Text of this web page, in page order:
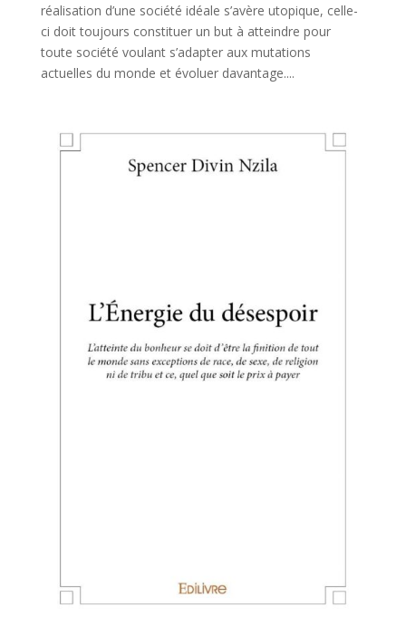
réalisation d’une société idéale s’avère utopique, celle-
ci doit toujours constituer un but à atteindre pour
toute société voulant s’adapter aux mutations
actuelles du monde et évoluer davantage....